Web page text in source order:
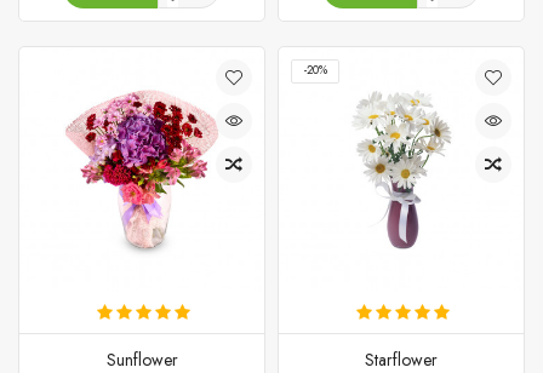
‎-20%
Starflower
Sunflower